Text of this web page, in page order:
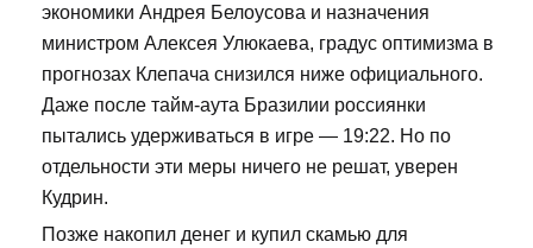
экономики Андрея Белоусова и назначения
министром Алексея Улюкаева, градус оптимизма в
прогнозах Клепача снизился ниже официального.
Даже после тайм-аута Бразилии россиянки
пытались удерживаться в игре — 19:22. Но по
отдельности эти меры ничего не решат, уверен
Кудрин.
Позже накопил денег и купил скамью для